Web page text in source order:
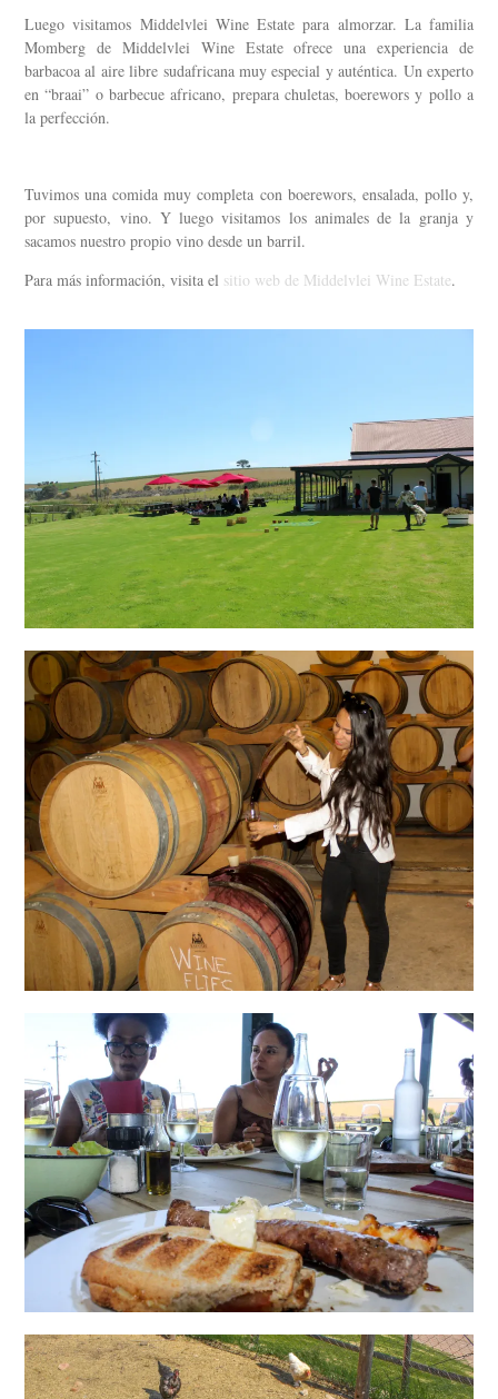
Luego visitamos Middelvlei Wine Estate para almorzar. La familia
Momberg de Middelvlei Wine Estate ofrece una experiencia de
barbacoa al aire libre sudafricana muy especial y auténtica. Un experto
en “braai” o barbecue africano, prepara chuletas, boerewors y pollo a
la perfección.
Tuvimos una comida muy completa con boerewors, ensalada, pollo y,
por supuesto, vino. Y luego visitamos los animales de la granja y
sacamos nuestro propio vino desde un barril.
Para más información, visita el sitio web de Middelvlei Wine Estate.